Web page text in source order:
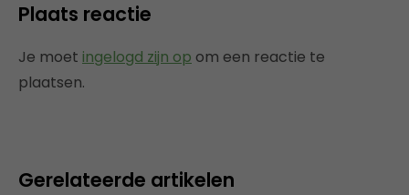
Plaats reactie
Je moet ingelogd zijn op om een reactie te
plaatsen.
Gerelateerde artikelen